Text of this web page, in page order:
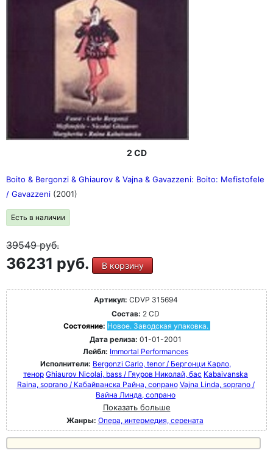
2 CD
Boito & Bergonzi & Ghiaurov & Vajna & Gavazzeni: Boito: Mefistofele
/ Gavazzeni (2001)
Есть в наличии
39549руб.
36231 руб. В корзину
Артикул: CDVP 315694
Состав: 2 CD
Состояние: Новое. Заводская упаковка.
Дата релиза: 01-01-2001
Лейбл: Immortal Performances
Исполнители: Bergonzi Carlo, tenor / Бергонци Карло,
тенор Ghiaurov Nicolai, bass / Гяуров Николай, бас Kabaivanska
Raina, soprano / Кабайванска Райна, сопрано Vajna Linda, soprano /
Вайна Линда, сопрано
Показать больше
Жанры: Опера, интермедия, серената